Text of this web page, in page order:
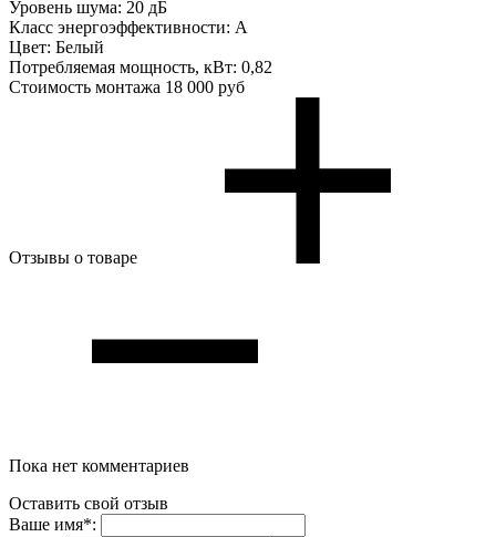
Уровень шума: 20 дБ
Класс энергоэффективности: A
Цвет: Белый
Потребляемая мощность, кВт: 0,82
Стоимость монтажа 18 000 руб
Отзывы о товаре
Пока нет комментариев
Оставить свой отзыв
Ваше имя*: